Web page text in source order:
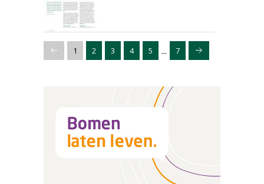
1 2 3 4 5 ... 7